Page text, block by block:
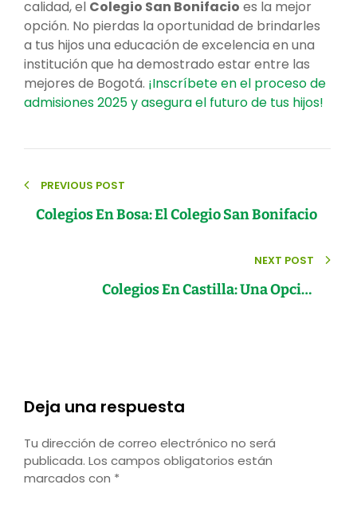
calidad, el Colegio San Bonifacio es la mejor
opción. No pierdas la oportunidad de brindarles
a tus hijos una educación de excelencia en una
institución que ha demostrado estar entre las
mejores de Bogotá. ¡Inscríbete en el proceso de
admisiones 2025 y asegura el futuro de tus hijos!
de
PREVIOUS POST
Colegios En Bosa: El Colegio San Bonifacio
NEXT POST
Colegios En Castilla: Una Opción
Deja una respuesta
Tu dirección de correo electrónico no será
publicada. Los campos obligatorios están
marcados con *